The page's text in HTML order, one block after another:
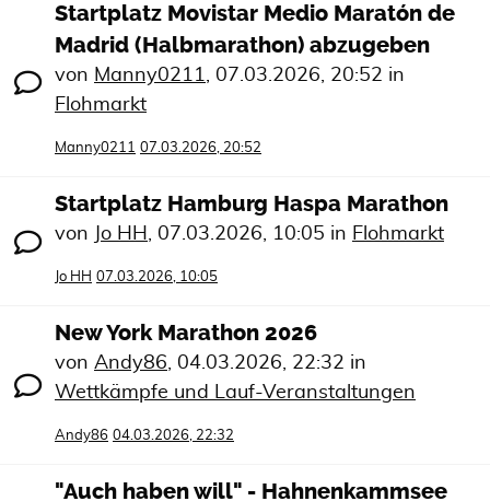
Startplatz Movistar Medio Maratón de
Madrid (Halbmarathon) abzugeben
von Manny0211, 07.03.2026, 20:52 in
Flohmarkt
Manny0211 07.03.2026, 20:52
Startplatz Hamburg Haspa Marathon
von Jo HH , 07.03.2026, 10:05 in Flohmarkt
Jo HH 07.03.2026, 10:05
New York Marathon 2026
von Andy86, 04.03.2026, 22:32 in
Wettkämpfe und Lauf-Veranstaltungen
Andy86 04.03.2026, 22:32
"Auch haben will" - Hahnenkammsee